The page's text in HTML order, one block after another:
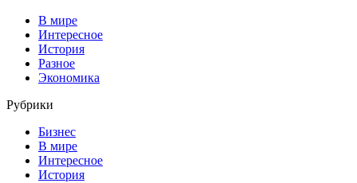
В мире
Интересное
История
Разное
Экономика
Рубрики
Бизнес
В мире
Интересное
История